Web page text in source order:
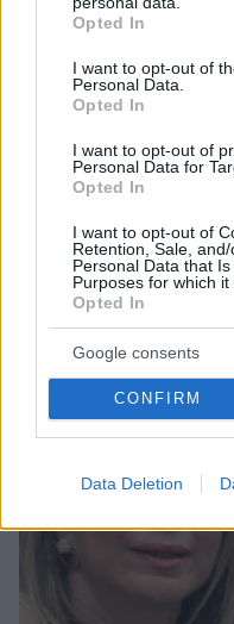
grant or deny consent to
use your data for below
consent section.
Opted In
I want to opt-out of
Personal Data.
Opted In
I want to opt-out of
Personal Data for
Opted In
I want to opt-out of
Retention, Sale,
Personal Data that
Purposes for which it
Opted In
Google consents
CONFIRM
Data Deletion
που δεν πρόλαβε να
μπορεί ν' αλλάξει
έκρηξης
08.08.2026, 18:08